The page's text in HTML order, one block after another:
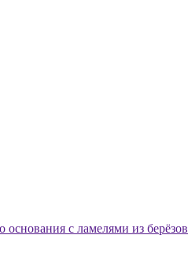
основания с ламелями из